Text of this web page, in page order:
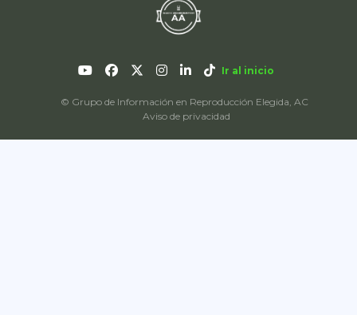
© Grupo de Información en Reproducción Elegida, AC
Aviso de privacidad
Ir al inicio